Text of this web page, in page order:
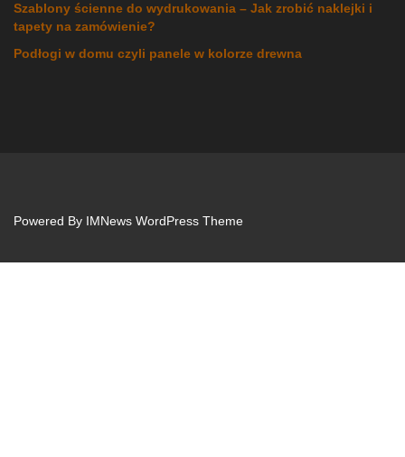
Szablony ścienne do wydrukowania – Jak zrobić naklejki i
tapety na zamówienie?
Podłogi w domu czyli panele w kolorze drewna
Powered By IMNews WordPress Theme